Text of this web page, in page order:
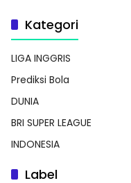
Kategori
LIGA INGGRIS
Prediksi Bola
DUNIA
BRI SUPER LEAGUE
INDONESIA
Label